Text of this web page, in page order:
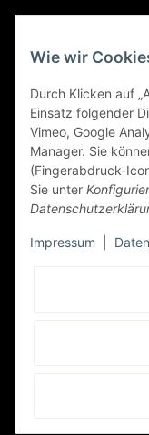
Sicher Einkaufen
Wie wir
Durch Klicken auf
Einsatz folgender
Vimeo, Google
Manager. Sie
(Fingerabdruck-
Sie unter
Impressum